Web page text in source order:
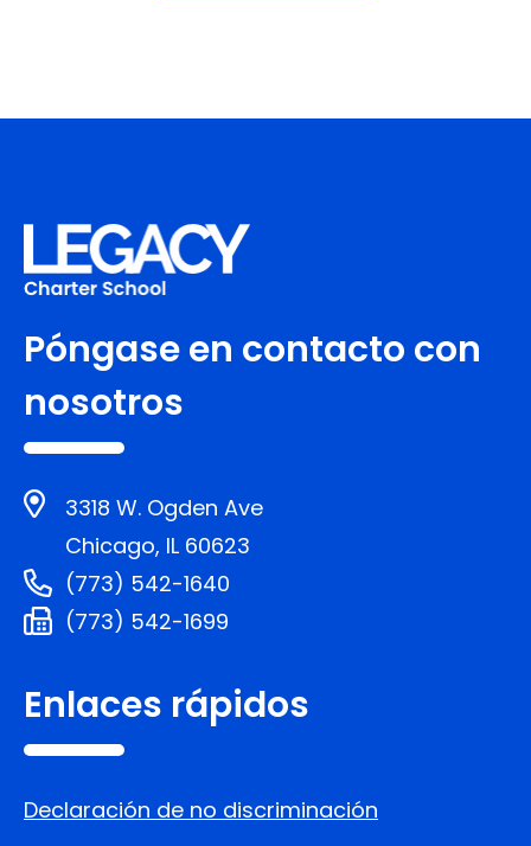
Póngase en contacto con
nosotros
3318 W. Ogden Ave
Chicago, IL 60623
(773) 542-1640
(773) 542-1699
Enlaces rápidos
Declaración de no discriminación